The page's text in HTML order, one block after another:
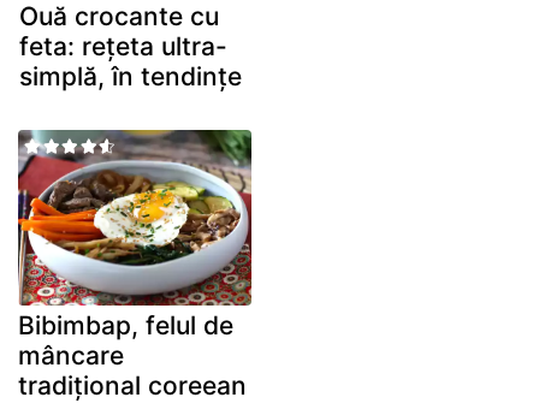
Ouă crocante cu
feta: rețeta ultra-
simplă, în tendințe
Bibimbap, felul de
mâncare
tradițional coreean